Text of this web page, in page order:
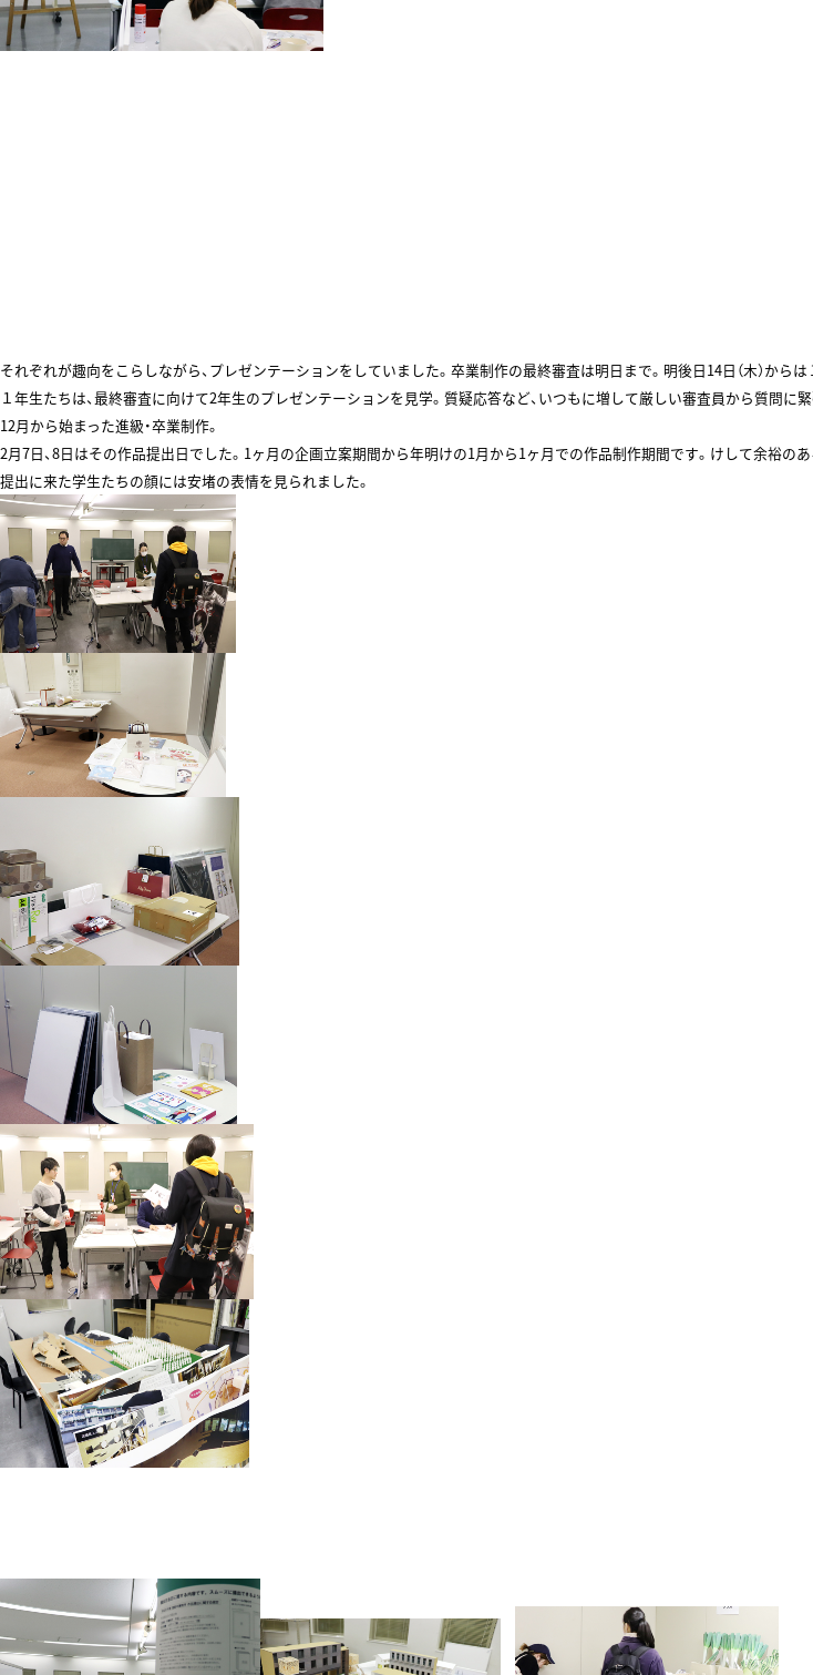
それぞれが趣向をこらしながら、プレゼンテーションをしていました。卒業制作の最終審査は明日まで。明後日14日（木）から
１年生たちは、最終審査に向けて2年生のプレゼンテーションを見学。質疑応答など、いつもに増して厳しい審査員から質問に
12月から始まった進級・卒業制作。
2月7日、8日はその作品提出日でした。1ヶ月の企画立案期間から年明けの1月から1ヶ月での作品制作期間です。けして余裕の
提出に来た学生たちの顔には安堵の表情を見られました。